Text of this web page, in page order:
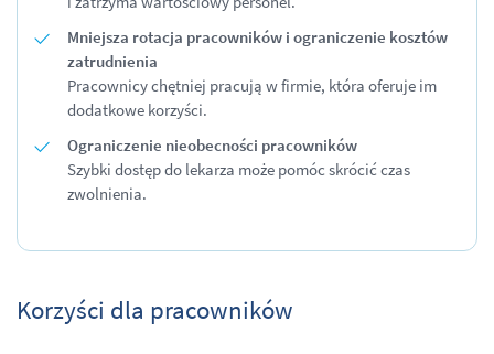
Mniejsza rotacja pracowników i ograniczenie kosztów
zatrudnienia
Pracownicy chętniej pracują w firmie, która oferuje im
dodatkowe korzyści.
Ograniczenie nieobecności pracowników
Szybki dostęp do lekarza może pomóc skrócić czas
zwolnienia.
Korzyści dla pracowników